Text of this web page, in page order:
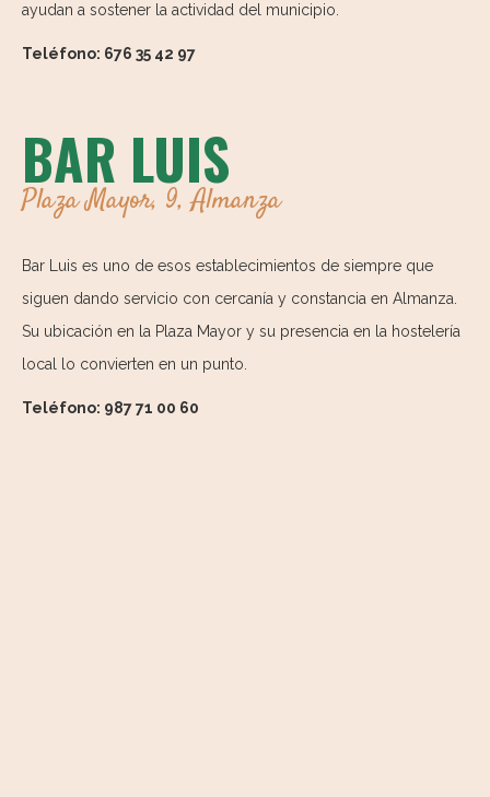
ayudan a sostener la actividad del municipio.
Teléfono: 676 35 42 97
BAR LUIS
Plaza Mayor, 9, Almanza
Bar Luis es uno de esos establecimientos de siempre que
siguen dando servicio con cercanía y constancia en Almanza.
Su ubicación en la Plaza Mayor y su presencia en la hostelería
local lo convierten en un punto.
Teléfono: 987 71 00 60